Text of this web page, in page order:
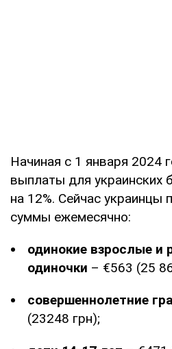
Начиная с 1 января 2024
выплаты для украинских
на 12%. Сейчас украинцы
суммы ежемесячно:
одинокие взрослые и
одиночки – €563 (25
совершеннолетние
(23248 грн);